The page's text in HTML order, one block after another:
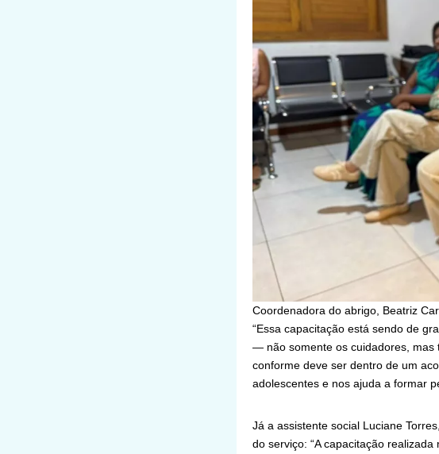
Coordenadora do abrigo, Beatriz
“Essa capacitação está sendo de
— não somente os cuidadores, mas
conforme deve ser dentro de um
adolescentes e nos ajuda a formar
Já a assistente social Luciane
do serviço: “A capacitação